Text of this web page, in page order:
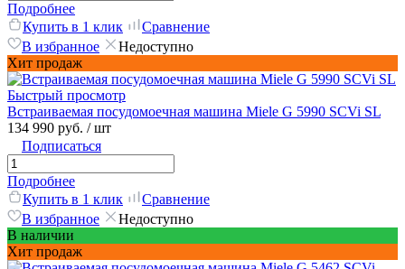
Подробнее
Купить в 1 клик
Сравнение
В избранное
Недоступно
Хит продаж
Быстрый просмотр
Встраиваемая посудомоечная машина Miele G 5990 SCVi SL
134 990 руб. / шт
Подписаться
Подробнее
Купить в 1 клик
Сравнение
В избранное
Недоступно
В наличии
Хит продаж